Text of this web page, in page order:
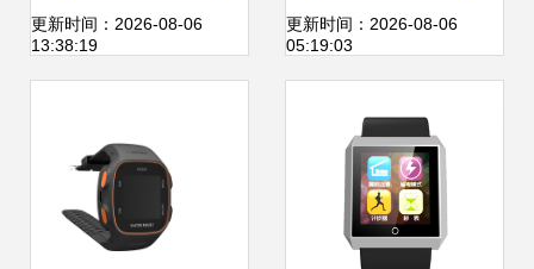
的“焦虑”如何正中
更新时间：2026-08-06
13:38:19
of Fashion and
Wearables
更新时间：2026-08-06
05:19:03